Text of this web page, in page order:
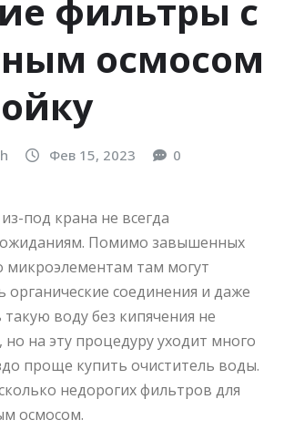
фильтры с
осмосом
Фев 15, 2023 0
под крана не всегда
ожиданиям. Помимо завышенных
микроэлементам там могут
органические соединения и даже
воду без кипячения не
но на эту процедуру уходит много
проще купить очиститель воды.
недорогих фильтров для
осмосом.